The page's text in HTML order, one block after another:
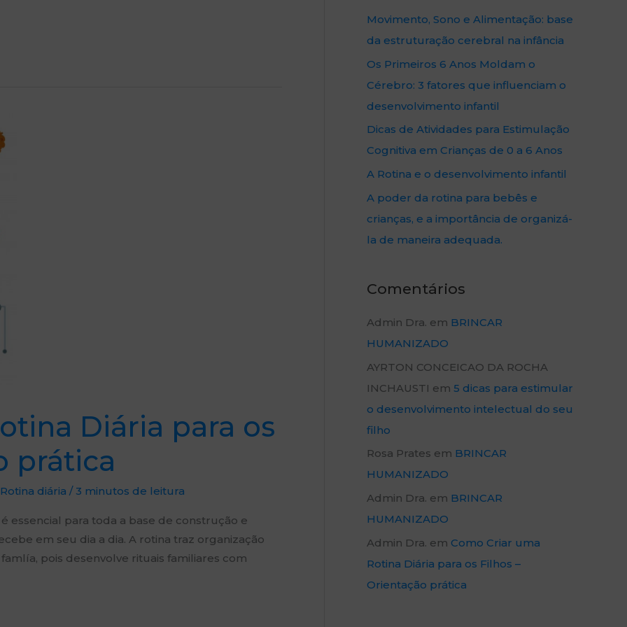
Diária para os
prática
Rotina diária / 3 minutos de leitura
essencial para toda a base de construção e
em seu dia a dia. A rotina traz organização
pois desenvolve rituais familiares com
Movimento, Sono e Alimentação: base
da estruturação cerebral na infância
Os Primeiros 6 Anos Moldam o
Cérebro: 3 fatores que influenciam o
desenvolvimento infantil
Dicas de Atividades para Estimulação
Cognitiva em Crianças de 0 a 6 Anos
A Rotina e o desenvolvimento infantil
A poder da rotina para bebês e
crianças, e a importância de organizá-
la de maneira adequada.
Comentários
Admin Dra. em BRINCAR
HUMANIZADO
AYRTON CONCEICAO DA ROCHA
INCHAUSTI em 5 dicas para estimular
o desenvolvimento intelectual do seu
filho
Rosa Prates em BRINCAR
HUMANIZADO
Admin Dra. em BRINCAR
HUMANIZADO
Admin Dra. em Como Criar uma
Rotina Diária para os Filhos –
Orientação prática